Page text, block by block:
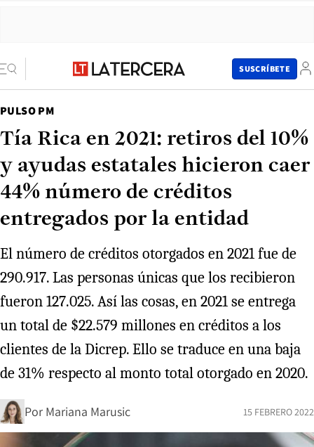
SUSCRÍBETE
PULSO PM
Tía Rica en 2021: retiros del 10%
y ayudas estatales hicieron caer
44% número de créditos
entregados por la entidad
El número de créditos otorgados en 2021 fue de
290.917. Las personas únicas que los recibieron
fueron 127.025. Así las cosas, en 2021 se entrega
un total de $22.579 millones en créditos a los
clientes de la Dicrep. Ello se traduce en una baja
de 31% respecto al monto total otorgado en 2020.
Por Mariana Marusic 15 FEBRERO 2022